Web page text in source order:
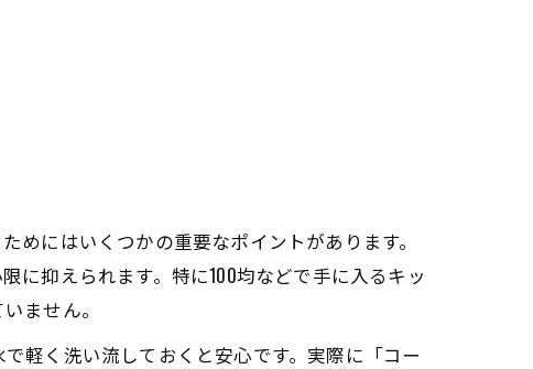
にはいくつかの重要なポイントがあります。
に抑えられます。特に100均などで手に入るキッ
ません。
軽く洗い流しておくと安心です。実際に「コー